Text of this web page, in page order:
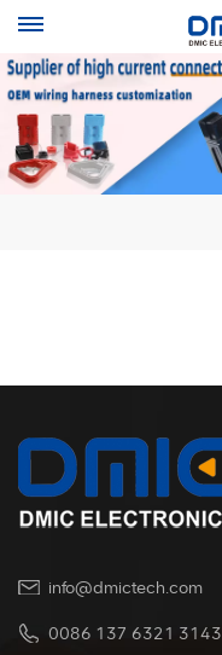
info@dmictech.com
0086 137 6321 3143